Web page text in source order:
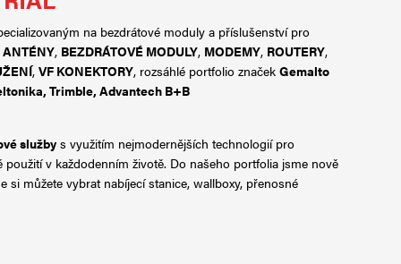
na bezdrátové moduly a příslušenství pro
ANTÉNY, BEZDRÁTOVÉ MODULY, MODEMY, ROUTERY,
, VF KONEKTORY, rozsáhlé portfolio značek Gemalto
, Trimble, Advantech B+B
službys využitím nejmodernějších technologií pro
v každodenním životě. Do našeho portfolia jsme nově
si můžete vybrat nabíjecí stanice, wallboxy, přenosné